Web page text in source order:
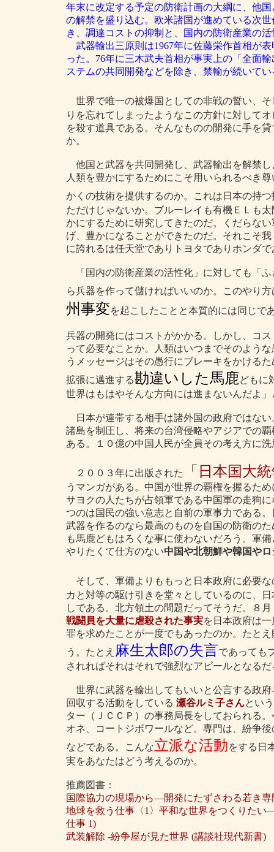
年末に改定する予定の防衛計画の大綱に、他
の解禁を盛り込む。欧米諸国が進めている次
き、調達コストの抑制と、国内の防衛産業の
武器輸出三原則は1967年に佐藤栄作首相が
った。76年に三木武夫首相が事実上の「全面
ステムの共同開発などを除き、禁輸が続いてい
世界で唯一の被爆国としての非戦の誓い、そ
りを忘れてしまったようなこの方針に対して
を殺す道具である。そんなものの開発に手を
か。
他国と武器を共同開発し、武器輸出を解禁
人類を豊かにするためにこそ用いられるべき
かくの技術を提供するのか。これは日本の持つ
ただけじゃないか。ブルーレイも有機ＥＬも
かにするために研究してきたのだ。くだらな
げ、豊かになることができたのだ。それこそ
に誇れるは任天堂でありトヨタでありホンダ
「国内の防衛産業の活性化」に対しても「
ら兵器を作って儲ければいいのか。このやり
州事変を起こしたことと本質的には同じで
兵器の開発にはコストがかかる。しかし、コ
って必要なことか。人類はいつまでそのよう
うメッセージはその愚行にブレーキをかける
拡張に邁進する勘違いした馬鹿どもに
世界はもはやそんな方向には進まないんだよ
日本が連帯する相手は諸外国の政府ではな
諸島を制圧し、将来の台湾侵略やアジアでの
ある。１０億の中国人民が全員その考え方に
２００３年に出版された 「 日本国大
うマンガがある。中国が世界の覇権を握るた
サヨクの人たちが占領軍である中国軍の走狗
つのは国民の強い意志と自前の軍事力である
武器を作るのなら最高のものを自国の防衛の
も馬鹿どもはろくな事に使わないだろう。軍
やりたくて仕方のない中国や北朝鮮や韓国やロ
そして、軍備よりももっと日本政府に必要な
カと対等の駆け引きを堂々としているのに、
しである。北方領土の問題だってそうだ。８
戦闘員を大量に虐殺された事実を日本政府は
罪を求めたことが一度でもあったのか。たと
う。たとえ 麻生太郎の失言であっても
されればそれはそれで強烈なアピールとなるだ
世界に武器を輸出してもいいと公言する政
回収する活動をしている 瀬谷ルミ子さんとい
ター（ＪＣＣＰ）の事務局長をしておられる
オネ、コートジボワールなど。専門は、紛争
などである。こんな立派な活動をする日
実をあなたはどう考えるのか。
推薦図書：
国際協力の現場から―開発にたずさわる若き
地球を救う仕事〈1〉平和な世界をつくりた
仕事 1)
武装解除 -紛争屋が見た世界 (講談社現代新書)